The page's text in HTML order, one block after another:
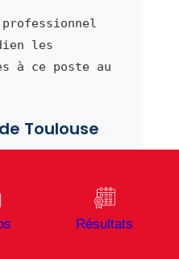
les
à ce poste au
Toulouse
14 avec des
définis.Résultats